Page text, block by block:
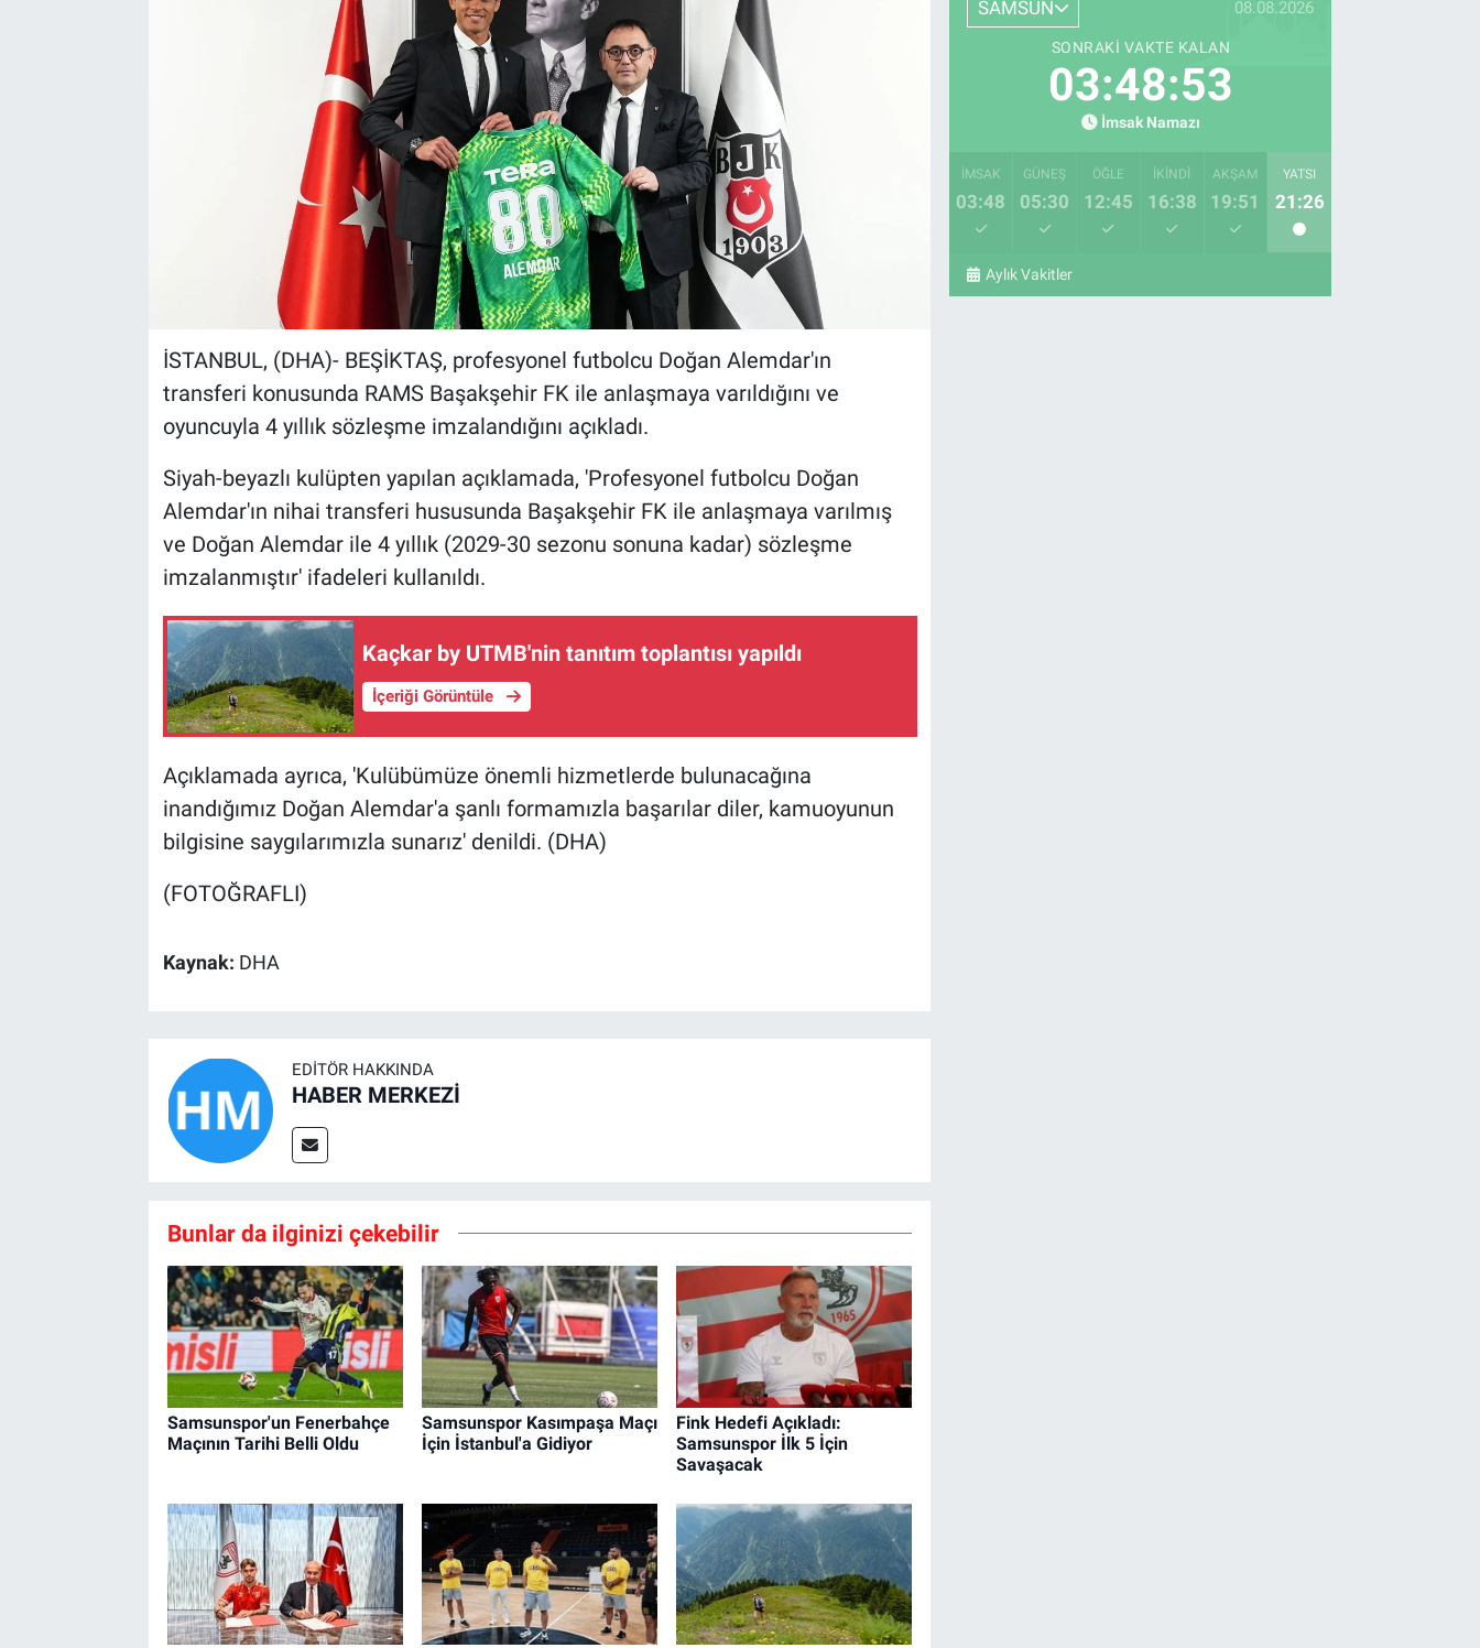
İSTANBUL, (DHA)- BEŞİKTAŞ, profesyonel futbolcu Doğan Alemdar'ın
transferi konusunda RAMS Başakşehir FK ile anlaşmaya varıldığını ve
oyuncuyla 4 yıllık sözleşme imzalandığını açıkladı.
Siyah-beyazlı kulüpten yapılan açıklamada, 'Profesyonel futbolcu Doğan
Alemdar'ın nihai transferi hususunda Başakşehir FK ile anlaşmaya varılmış
ve Doğan Alemdar ile 4 yıllık (2029-30 sezonu sonuna kadar) sözleşme
imzalanmıştır' ifadeleri kullanıldı.
Kaçkar by UTMB'nin tanıtım toplantısı yapıldı
İçeriği Görüntüle
Açıklamada ayrıca, 'Kulübümüze önemli hizmetlerde bulunacağına
inandığımız Doğan Alemdar'a şanlı formamızla başarılar diler, kamuoyunun
bilgisine saygılarımızla sunarız' denildi. (DHA)
(FOTOĞRAFLI)
Kaynak: DHA
EDITÖR HAKKINDA
HABER MERKEZİ
Bunlar da ilginizi çekebilir
Samsunspor'un Fenerbahçe
Maçının Tarihi Belli Oldu
Samsunspor Kasımpaşa Maçı
İçin İstanbul'a Gidiyor
Fink Hedefi Açıkladı:
Samsunspor İlk 5 İçin
Savaşacak
SAMSUN 08.08.2026
SONRAKI VAKTE KALAN
03:48:52
İmsak Namazı
İMSAK
03:48
GÜNEŞ
05:30
ÖĞLE
12:45
İKINDI
16:38
AKŞAM
19:51
YATSI
21:26
Aylık Vakitler